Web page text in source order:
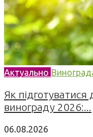
Актуально
Як підготуватися
винограду 2026:...
06.08.2026